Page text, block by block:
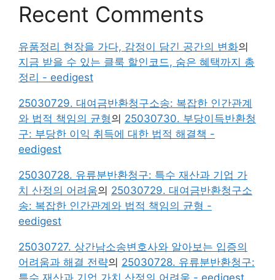
Recent Comments
유품정리 현장을 가다, 감정이 담긴 공간의 변화의
지금 받을 수 있는 클룩 할인코드, 숨은 혜택까지 총
정리 - eedigest
25030729. 대여금반환청구소송: 복잡한 인간관계
와 법적 책임의 균형의 25030730. 부당이득반환청
구: 부당한 이익 취득에 대한 법적 해결책 -
eedigest
25030728. 유류분반환청구: 특수 재산과 기업 가
치 산정의 어려움의 25030729. 대여금반환청구소
송: 복잡한 인간관계와 법적 책임의 균형 -
eedigest
25030727. 상간남소송변호사와 알아보는 입증의
어려움과 해결 전략의 25030728. 유류분반환청구:
특수 재산과 기업 가치 산정의 어려움 - eedigest